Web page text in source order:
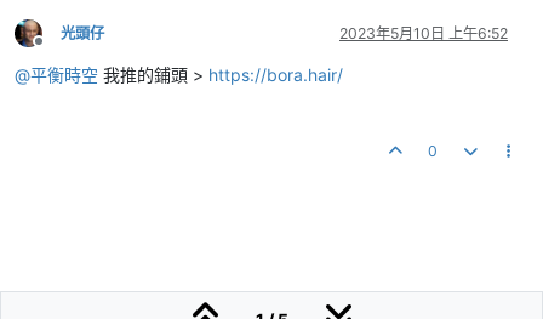
離線
光頭仔 2023年5月10日 上午6:52
@平衡時空 我推的鋪頭 > https://bora.hair/
0